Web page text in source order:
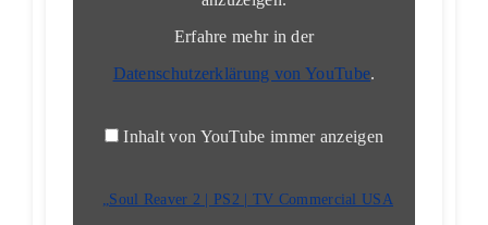
Erfahre mehr in der
Datenschutzerklärung von YouTube.
Inhalt von YouTube immer anzeigen
„Soul Reaver 2 | PS2 | TV Commercial USA